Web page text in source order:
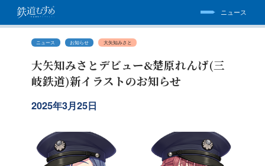
ニュース
ニュース お知らせ 大矢知みさと
大矢知みさとデビュー&楚原れんげ(三
岐鉄道)新イラストのお知らせ
2025年3月25日